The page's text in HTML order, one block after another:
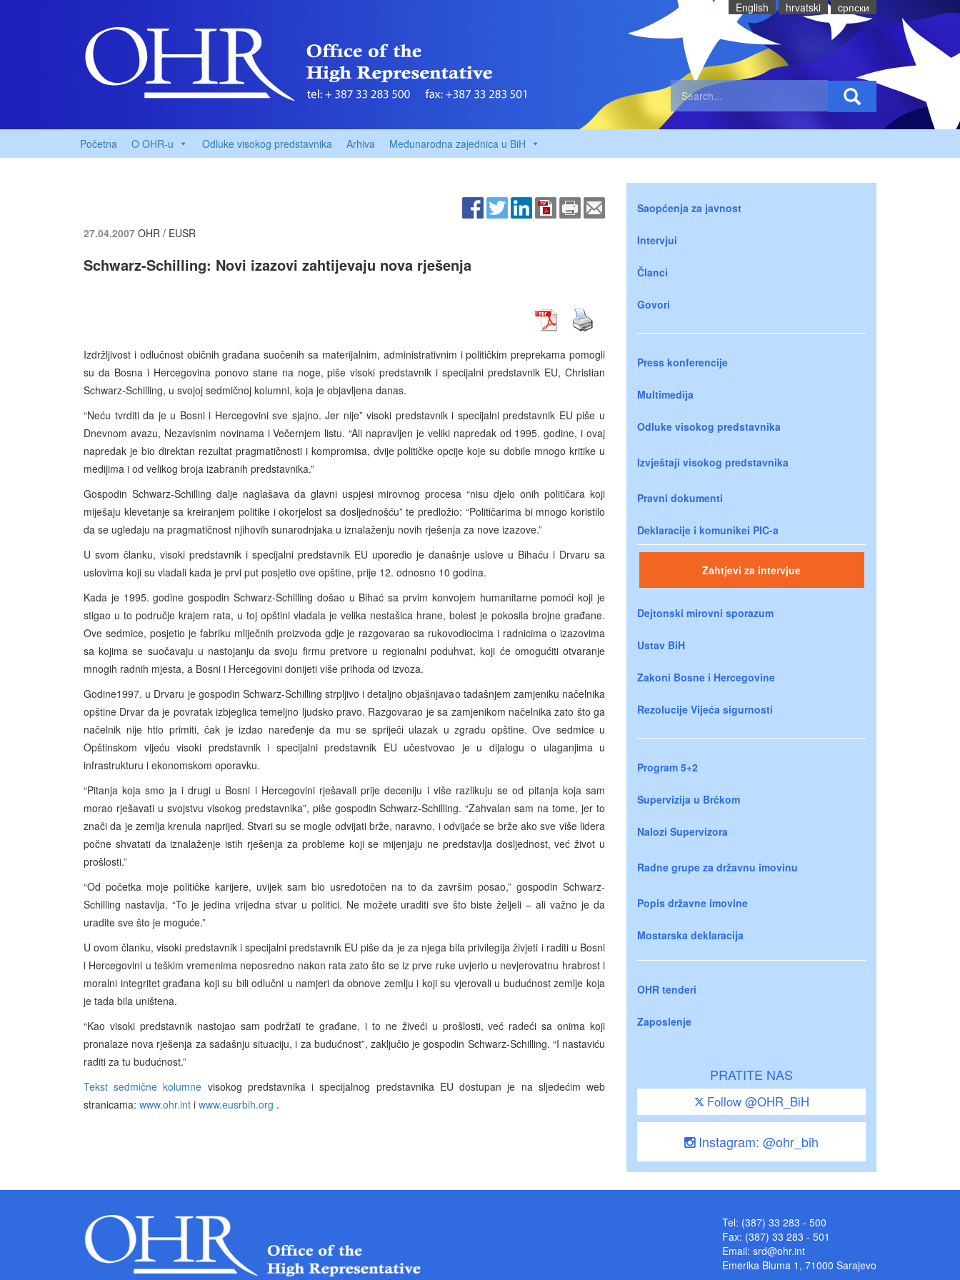
English hrvatski cрпски
Početna O OHR-u Odluke visokog predstavnika Arhiva Međunarodna zajednica u BiH
27.04.2007 OHR / EUSR
Schwarz-Schilling: Novi izazovi zahtijevaju nova rješenja
Izdržljivost i odlučnost običnih građana suočenih sa materijalnim, administrativnim i političkim preprekama pomogli
su da Bosna i Hercegovina ponovo stane na noge, piše visoki predstavnik i specijalni predstavnik EU, Christian
Schwarz-Schilling, u svojoj sedmičnoj kolumni, koja je objavljena danas.
“Neću tvrditi da je u Bosni i Hercegovini sve sjajno. Jer nije” visoki predstavnik i specijalni predstavnik EU piše u
Dnevnom avazu, Nezavisnim novinama i Večernjem listu. “Ali napravljen je veliki napredak od 1995. godine, i ovaj
napredak je bio direktan rezultat pragmatičnosti i kompromisa, dvije političke opcije koje su dobile mnogo kritike u
medijima i od velikog broja izabranih predstavnika.”
Gospodin Schwarz-Schilling dalje naglašava da glavni uspjesi mirovnog procesa “nisu djelo onih političara koji
miješaju klevetanje sa kreiranjem politike i okorjelost sa dosljednošću” te predložio: “Političarima bi mnogo koristilo
da se ugledaju na pragmatičnost njihovih sunarodnjaka u iznalaženju novih rješenja za nove izazove.”
U svom članku, visoki predstavnik i specijalni predstavnik EU uporedio je današnje uslove u Bihaću i Drvaru sa
uslovima koji su vladali kada je prvi put posjetio ove opštine, prije 12. odnosno 10 godina.
Kada je 1995. godine gospodin Schwarz-Schilling došao u Bihać sa prvim konvojem humanitarne pomoći koji je
stigao u to područje krajem rata, u toj opštini vladala je velika nestašica hrane, bolest je pokosila brojne građane.
Ove sedmice, posjetio je fabriku mliječnih proizvoda gdje je razgovarao sa rukovodiocima i radnicima o izazovima
sa kojima se suočavaju u nastojanju da svoju firmu pretvore u regionalni poduhvat, koji će omogućiti otvaranje
mnogih radnih mjesta, a Bosni i Hercegovini donijeti više prihoda od izvoza.
Godine1997. u Drvaru je gospodin Schwarz-Schilling strpljivo i detaljno objašnjavao tadašnjem zamjeniku načelnika
opštine Drvar da je povratak izbjeglica temeljno ljudsko pravo. Razgovarao je sa zamjenikom načelnika zato što ga
načelnik nije htio primiti, čak je izdao naređenje da mu se spriječi ulazak u zgradu opštine. Ove sedmice u
Opštinskom vijeću visoki predstavnik i specijalni predstavnik EU učestvovao je u dijalogu o ulaganjima u
infrastrukturu i ekonomskom oporavku.
“Pitanja koja smo ja i drugi u Bosni i Hercegovini rješavali prije deceniju i više razlikuju se od pitanja koja sam
morao rješavati u svojstvu visokog predstavnika”, piše gospodin Schwarz-Schilling. “Zahvalan sam na tome, jer to
znači da je zemlja krenula naprijed. Stvari su se mogle odvijati brže, naravno, i odvijaće se brže ako sve više lidera
počne shvatati da iznalaženje istih rješenja za probleme koji se mijenjaju ne predstavlja dosljednost, već život u
prošlosti.”
“Od početka moje političke karijere, uvijek sam bio usredotočen na to da završim posao,” gospodin Schwarz-
Schilling nastavlja. “To je jedina vrijedna stvar u politici. Ne možete uraditi sve što biste željeli – ali važno je da
uradite sve što je moguće.”
U ovom članku, visoki predstavnik i specijalni predstavnik EU piše da je za njega bila privilegija živjeti i raditi u Bosni
i Hercegovini u teškim vremenima neposredno nakon rata zato što se iz prve ruke uvjerio u nevjerovatnu hrabrost i
moralni integritet građana koji su bili odlučni u namjeri da obnove zemlju i koji su vjerovali u budućnost zemlje koja
je tada bila uništena.
“Kao visoki predstavnik nastojao sam podržati te građane, i to ne živeći u prošlosti, već radeći sa onima koji
pronalaze nova rješenja za sadašnju situaciju, i za budućnost”, zaključio je gospodin Schwarz-Schilling. “I nastaviću
raditi za tu budućnost.”
Tekst sedmične kolumne visokog predstavnika i specijalnog predstavnika EU dostupan je na sljedećim web
stranicama: www.ohr.int i www.eusrbih.org .
Saopćenja za javnost
Intervjui
Članci
Govori
Press konferencije
Multimedija
Odluke visokog predstavnika
Izvještaji visokog predstavnika
Pravni dokumenti
Deklaracije i komunikei PIC-a
Zahtjevi za intervjue
Dejtonski mirovni sporazum
Ustav BiH
Zakoni Bosne i Hercegovine
Rezolucije Vijeća sigurnosti
Program 5+2
Supervizija u Brčkom
Nalozi Supervizora
Radne grupe za državnu imovinu
Popis državne imovine
Mostarska deklaracija
OHR tenderi
Zaposlenje
PRATITE NAS
Follow @OHR_BiH
Instagram: @ohr_bih
Tel: (387) 33 283 - 500
Fax: (387) 33 283 - 501
Email: srd@ohr.int
Emerika Bluma 1, 71000 Sarajevo